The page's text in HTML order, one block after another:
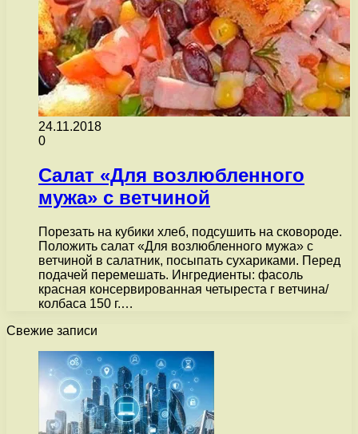
24.11.2018
0
Салат «Для возлюбленного
мужа» с ветчиной
Порезать на кубики хлеб, подсушить на сковороде.
Положить салат «Для возлюбленного мужа» с
ветчиной в салатник, посыпать сухариками. Перед
подачей перемешать. Ингредиенты: фасоль
красная консервированная четыреста г ветчина/
колбаса 150 г.…
Свежие записи